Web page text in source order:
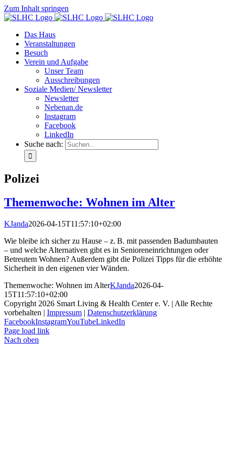
Zum Inhalt springen
Das Haus
Veranstaltungen
Besuch
Verein und Aufgabe
Unser Team
Ausschreibungen
Soziale Medien/ Newsletter
Newsletter
Nebenan.de
Instagram
Facebook
LinkedIn
Suche nach:
Polizei
Themenwoche: Wohnen im Alter
KJanda2026-04-15T11:57:10+02:00
Wie bleibe ich sicher zu Hause – z. B. mit passenden Badumbauten
– und welche Alternativen gibt es in Senioreneinrichtungen oder
Betreutem Wohnen? Außerdem gibt die Polizei Tipps für die erhöhte
Sicherheit in den eigenen vier Wänden.
Themenwoche: Wohnen im AlterKJanda2026-04-
15T11:57:10+02:00
Copyright 2026 Smart Living & Health Center e. V. | Alle Rechte
vorbehalten | Impressum | Datenschutzerklärung
FacebookInstagramYouTubeLinkedIn
Page load link
Nach oben